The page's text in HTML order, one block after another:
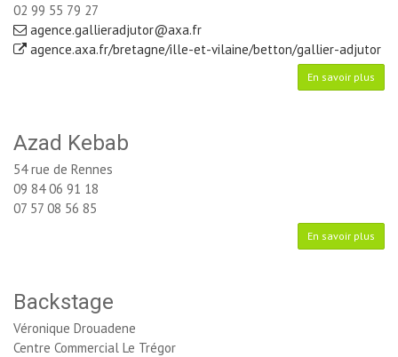
02 99 55 79 27
agence.gallieradjutor@axa.fr
agence.axa.fr/bretagne/ille-et-vilaine/betton/gallier-adjutor
En savoir plus
Azad Kebab
54 rue de Rennes
09 84 06 91 18
07 57 08 56 85
En savoir plus
Backstage
Véronique Drouadene
Centre Commercial Le Trégor